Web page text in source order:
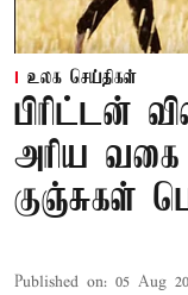
உலக செய்திகள்
பிரிட்டன்
அரிய
குஞ்சுகள்
Published on: 05 Aug